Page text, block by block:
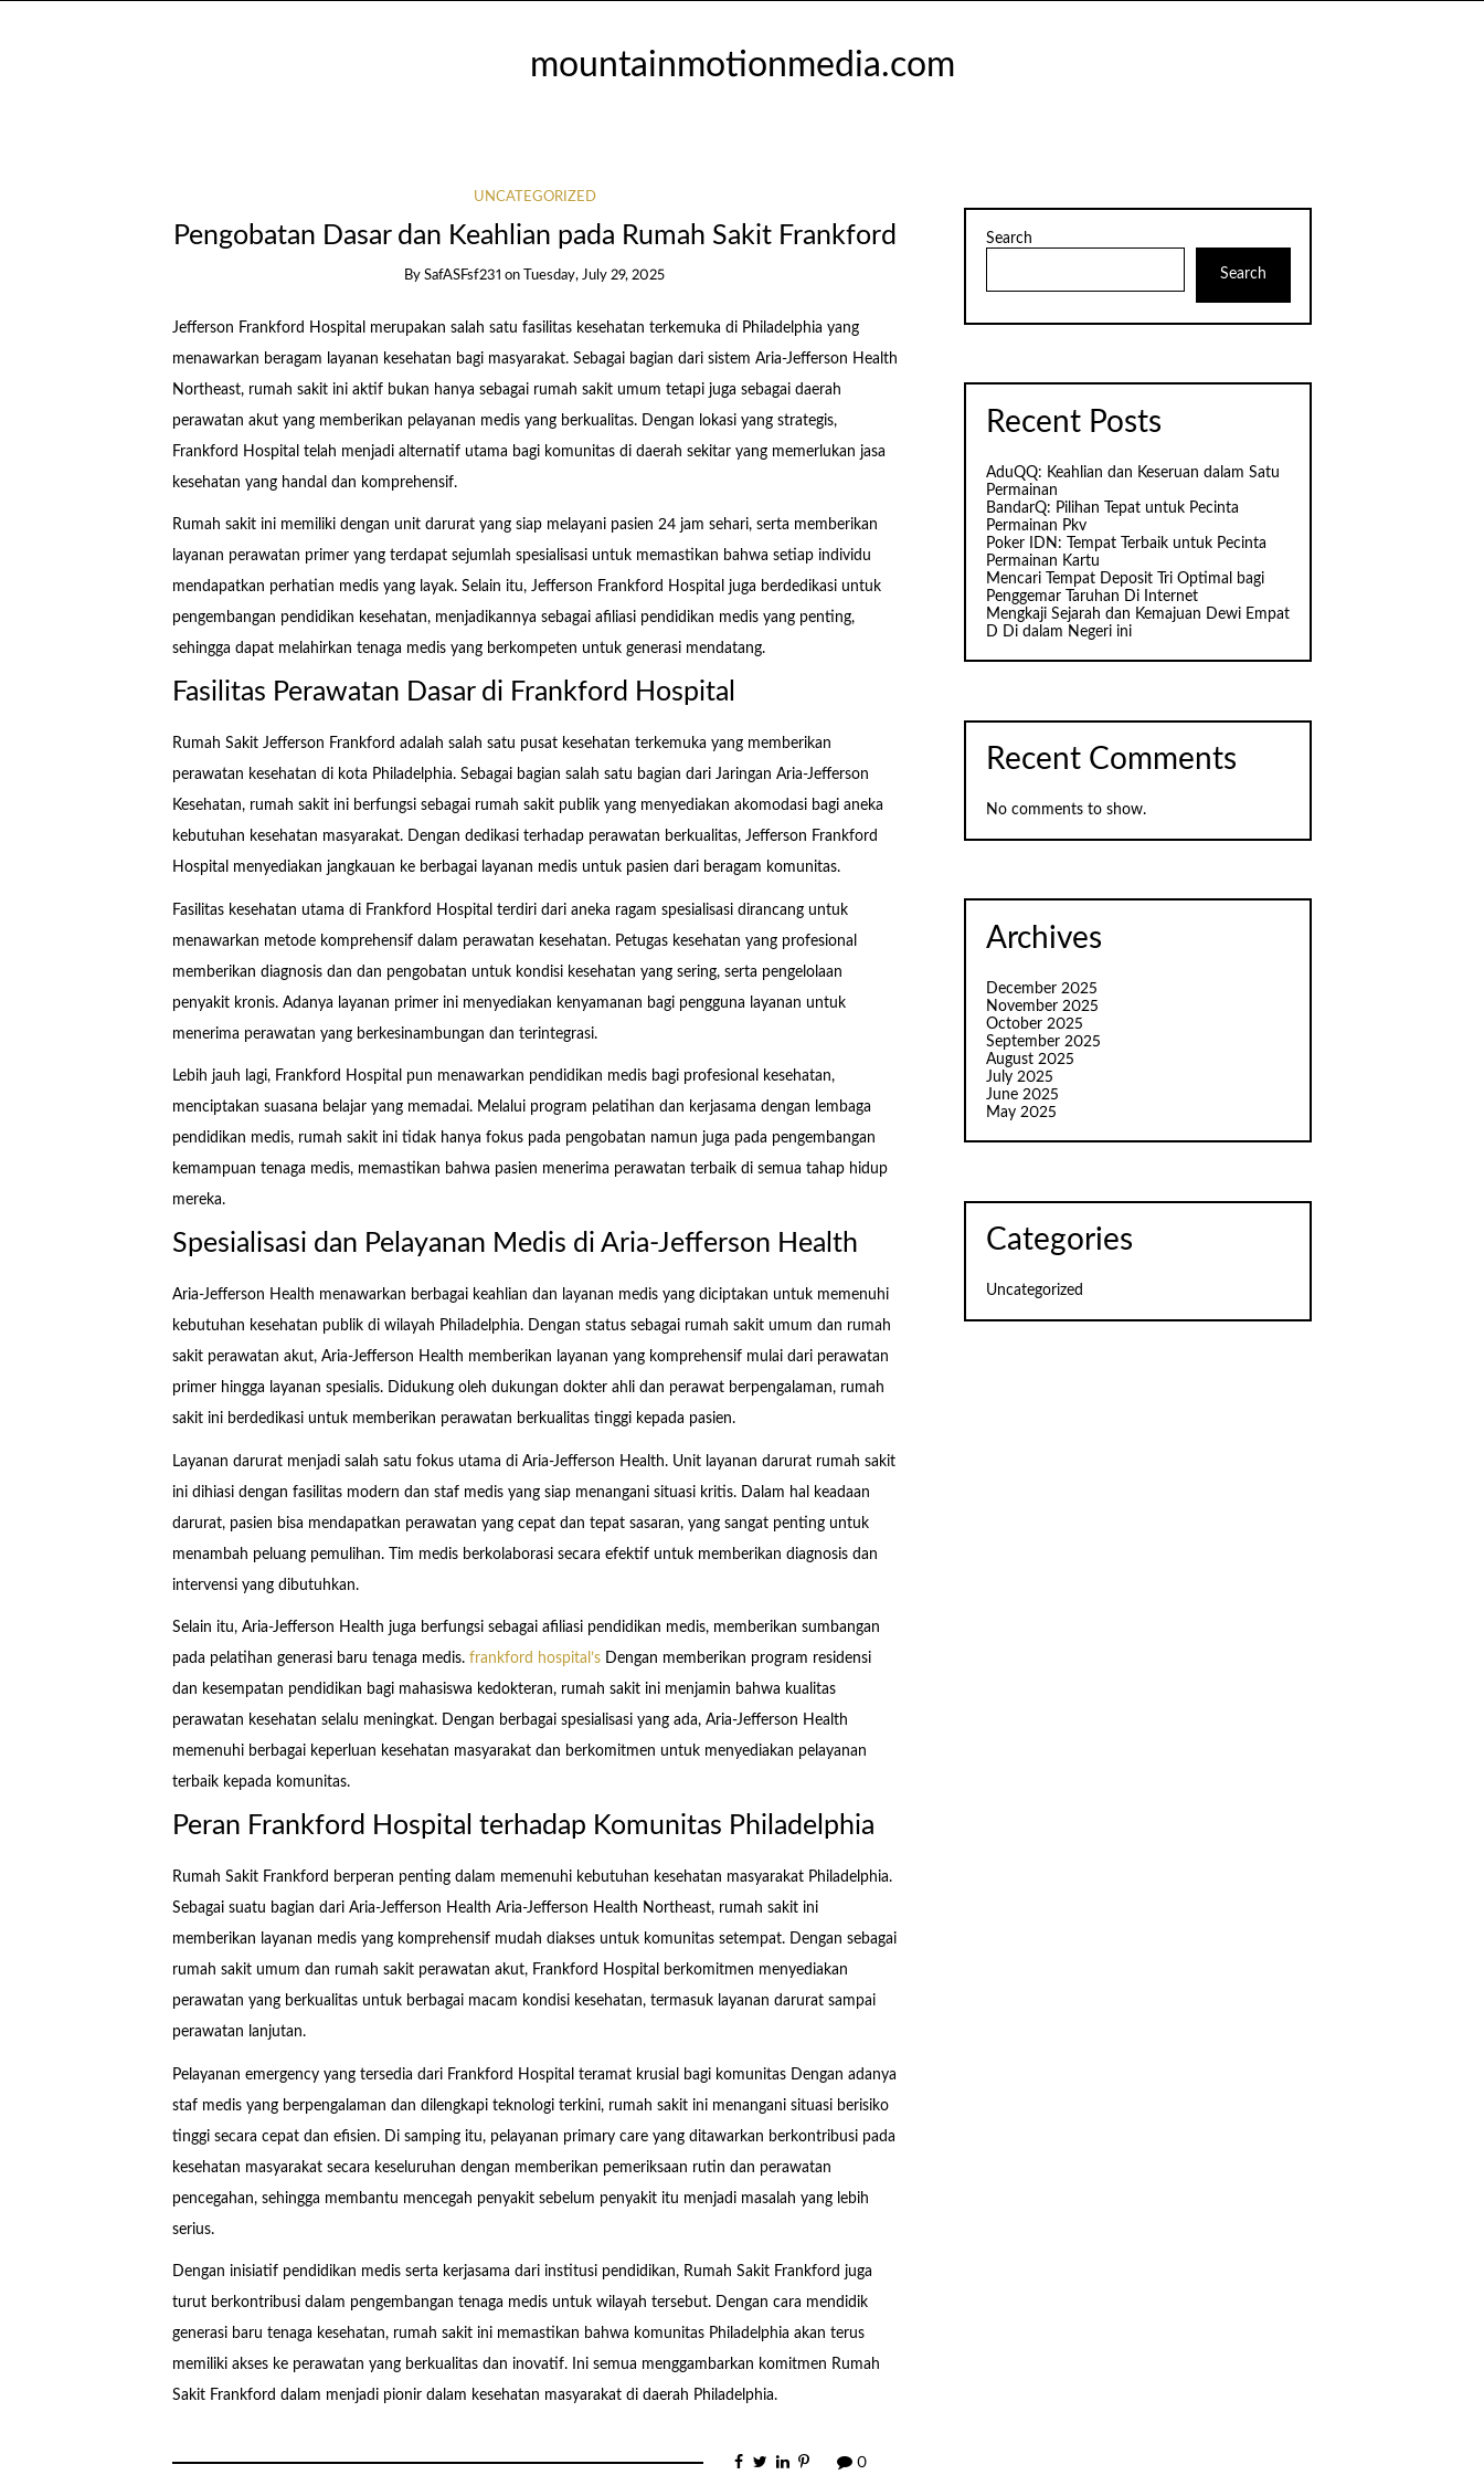
mountainmotionmedia.com
UNCATEGORIZED
Pengobatan Dasar dan Keahlian pada Rumah Sakit Frankford
BySafASFsf231 on Tuesday, July 29, 2025
Jefferson Frankford Hospital merupakan salah satu fasilitas kesehatan terkemuka di Philadelphia yang
menawarkan beragam layanan kesehatan bagi masyarakat. Sebagai bagian dari sistem Aria-Jefferson Health
Northeast, rumah sakit ini aktif bukan hanya sebagai rumah sakit umum tetapi juga sebagai daerah
perawatan akut yang memberikan pelayanan medis yang berkualitas. Dengan lokasi yang strategis,
Frankford Hospital telah menjadi alternatif utama bagi komunitas di daerah sekitar yang memerlukan jasa
kesehatan yang handal dan komprehensif.
Rumah sakit ini memiliki dengan unit darurat yang siap melayani pasien 24 jam sehari, serta memberikan
layanan perawatan primer yang terdapat sejumlah spesialisasi untuk memastikan bahwa setiap individu
mendapatkan perhatian medis yang layak. Selain itu, Jefferson Frankford Hospital juga berdedikasi untuk
pengembangan pendidikan kesehatan, menjadikannya sebagai afiliasi pendidikan medis yang penting,
sehingga dapat melahirkan tenaga medis yang berkompeten untuk generasi mendatang.
Fasilitas Perawatan Dasar di Frankford Hospital
Rumah Sakit Jefferson Frankford adalah salah satu pusat kesehatan terkemuka yang memberikan
perawatan kesehatan di kota Philadelphia. Sebagai bagian salah satu bagian dari Jaringan Aria-Jefferson
Kesehatan, rumah sakit ini berfungsi sebagai rumah sakit publik yang menyediakan akomodasi bagi aneka
kebutuhan kesehatan masyarakat. Dengan dedikasi terhadap perawatan berkualitas, Jefferson Frankford
Hospital menyediakan jangkauan ke berbagai layanan medis untuk pasien dari beragam komunitas.
Fasilitas kesehatan utama di Frankford Hospital terdiri dari aneka ragam spesialisasi dirancang untuk
menawarkan metode komprehensif dalam perawatan kesehatan. Petugas kesehatan yang profesional
memberikan diagnosis dan dan pengobatan untuk kondisi kesehatan yang sering, serta pengelolaan
penyakit kronis. Adanya layanan primer ini menyediakan kenyamanan bagi pengguna layanan untuk
menerima perawatan yang berkesinambungan dan terintegrasi.
Lebih jauh lagi, Frankford Hospital pun menawarkan pendidikan medis bagi profesional kesehatan,
menciptakan suasana belajar yang memadai. Melalui program pelatihan dan kerjasama dengan lembaga
pendidikan medis, rumah sakit ini tidak hanya fokus pada pengobatan namun juga pada pengembangan
kemampuan tenaga medis, memastikan bahwa pasien menerima perawatan terbaik di semua tahap hidup
mereka.
Spesialisasi dan Pelayanan Medis di Aria-Jefferson Health
Aria-Jefferson Health menawarkan berbagai keahlian dan layanan medis yang diciptakan untuk memenuhi
kebutuhan kesehatan publik di wilayah Philadelphia. Dengan status sebagai rumah sakit umum dan rumah
sakit perawatan akut, Aria-Jefferson Health memberikan layanan yang komprehensif mulai dari perawatan
primer hingga layanan spesialis. Didukung oleh dukungan dokter ahli dan perawat berpengalaman, rumah
sakit ini berdedikasi untuk memberikan perawatan berkualitas tinggi kepada pasien.
Layanan darurat menjadi salah satu fokus utama di Aria-Jefferson Health. Unit layanan darurat rumah sakit
ini dihiasi dengan fasilitas modern dan staf medis yang siap menangani situasi kritis. Dalam hal keadaan
darurat, pasien bisa mendapatkan perawatan yang cepat dan tepat sasaran, yang sangat penting untuk
menambah peluang pemulihan. Tim medis berkolaborasi secara efektif untuk memberikan diagnosis dan
intervensi yang dibutuhkan.
Selain itu, Aria-Jefferson Health juga berfungsi sebagai afiliasi pendidikan medis, memberikan sumbangan
pada pelatihan generasi baru tenaga medis. frankford hospital’sDengan memberikan program residensi
dan kesempatan pendidikan bagi mahasiswa kedokteran, rumah sakit ini menjamin bahwa kualitas
perawatan kesehatan selalu meningkat. Dengan berbagai spesialisasi yang ada, Aria-Jefferson Health
memenuhi berbagai keperluan kesehatan masyarakat dan berkomitmen untuk menyediakan pelayanan
terbaik kepada komunitas.
Peran Frankford Hospital terhadap Komunitas Philadelphia
Rumah Sakit Frankford berperan penting dalam memenuhi kebutuhan kesehatan masyarakat Philadelphia.
Sebagai suatu bagian dari Aria-Jefferson Health Aria-Jefferson Health Northeast, rumah sakit ini
memberikan layanan medis yang komprehensif mudah diakses untuk komunitas setempat. Dengan sebagai
rumah sakit umum dan rumah sakit perawatan akut, Frankford Hospital berkomitmen menyediakan
perawatan yang berkualitas untuk berbagai macam kondisi kesehatan, termasuk layanan darurat sampai
perawatan lanjutan.
Pelayanan emergency yang tersedia dari Frankford Hospital teramat krusial bagi komunitas Dengan adanya
staf medis yang berpengalaman dan dilengkapi teknologi terkini, rumah sakit ini menangani situasi berisiko
tinggi secara cepat dan efisien. Di samping itu, pelayanan primary care yang ditawarkan berkontribusi pada
kesehatan masyarakat secara keseluruhan dengan memberikan pemeriksaan rutin dan perawatan
pencegahan, sehingga membantu mencegah penyakit sebelum penyakit itu menjadi masalah yang lebih
serius.
Dengan inisiatif pendidikan medis serta kerjasama dari institusi pendidikan, Rumah Sakit Frankford juga
turut berkontribusi dalam pengembangan tenaga medis untuk wilayah tersebut. Dengan cara mendidik
generasi baru tenaga kesehatan, rumah sakit ini memastikan bahwa komunitas Philadelphia akan terus
memiliki akses ke perawatan yang berkualitas dan inovatif. Ini semua menggambarkan komitmen Rumah
Sakit Frankford dalam menjadi pionir dalam kesehatan masyarakat di daerah Philadelphia.
0
Search
Search
Recent Posts
AduQQ: Keahlian dan Keseruan dalam Satu
Permainan
BandarQ: Pilihan Tepat untuk Pecinta
Permainan Pkv
Poker IDN: Tempat Terbaik untuk Pecinta
Permainan Kartu
Mencari Tempat Deposit Tri Optimal bagi
Penggemar Taruhan Di Internet
Mengkaji Sejarah dan Kemajuan Dewi Empat
D Di dalam Negeri ini
Recent Comments
No comments to show.
Archives
December 2025
November 2025
October 2025
September 2025
August 2025
July 2025
June 2025
May 2025
Categories
Uncategorized